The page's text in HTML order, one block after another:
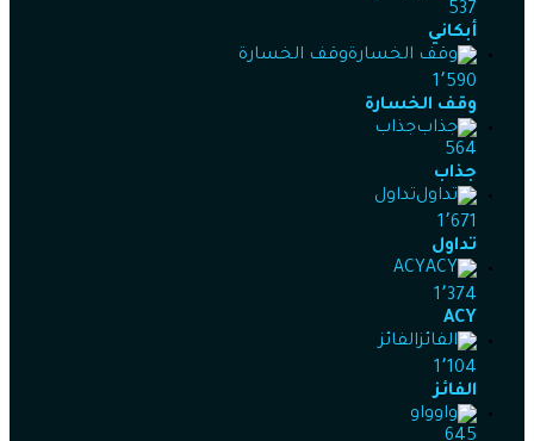
537
أبكاني
وقف الخسارة
1٬590
وقف الخسارة
جذاب
564
جذاب
تداول
1٬671
تداول
ACY
1٬374
ACY
الفائز
1٬104
الفائز
واو